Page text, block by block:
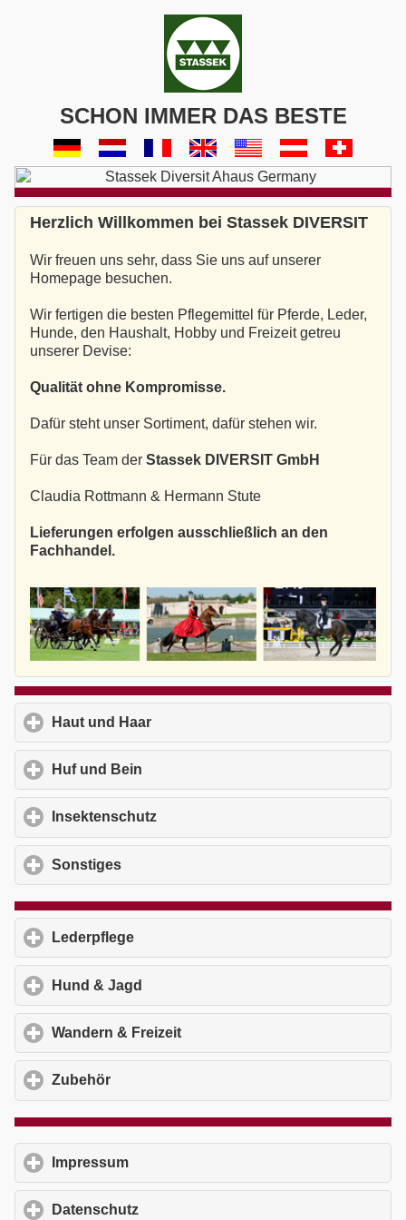
SCHON IMMER DAS BESTE
Herzlich Willkommen bei Stassek DIVERSIT
Wir freuen uns sehr, dass Sie uns auf unserer
Homepage besuchen.
Wir fertigen die besten Pflegemittel für Pferde, Leder,
Hunde, den Haushalt, Hobby und Freizeit getreu
unserer Devise:
Qualität ohne Kompromisse.
Dafür steht unser Sortiment, dafür stehen wir.
Für das Team der Stassek DIVERSIT GmbH
Claudia Rottmann & Hermann Stute
Lieferungen erfolgen ausschließlich an den
Fachhandel.
Haut und Haar
Huf und Bein
Insektenschutz
Sonstiges
Lederpflege
Hund & Jagd
Wandern & Freizeit
Zubehör
Impressum
Datenschutz